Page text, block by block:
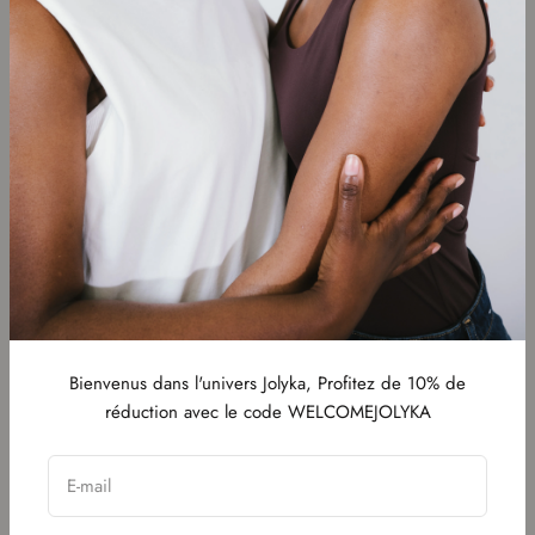
Bienvenus dans l'univers Jolyka, Profitez de 10% de
réduction avec le code WELCOMEJOLYKA
E-mail
inspirations directement dans votre boîte de réception.
Abonnez-vous maintenant et ne manquez rien !
E-mail
S'inscrire
Recherche
Conditions générales de
ventes
Politique de remboursement
Contactez-nous
Accueil
Catalogue
Nos boxs
A propos de Jolyka
Contactez-nous